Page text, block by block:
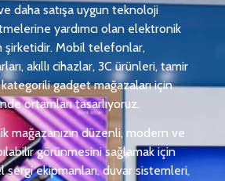
daha satışa uygun teknoloji
yardımcı olan elektronik
şirketidir. Mobil telefonlar,
akıllı cihazlar, 3C ürünleri, tamir
gadget mağazaları için
ortamları tasarlıyoruz.
mağazanızın düzenli, modern ve
görünmesini sağlamak için
ekipmanları, duvar sistemleri,